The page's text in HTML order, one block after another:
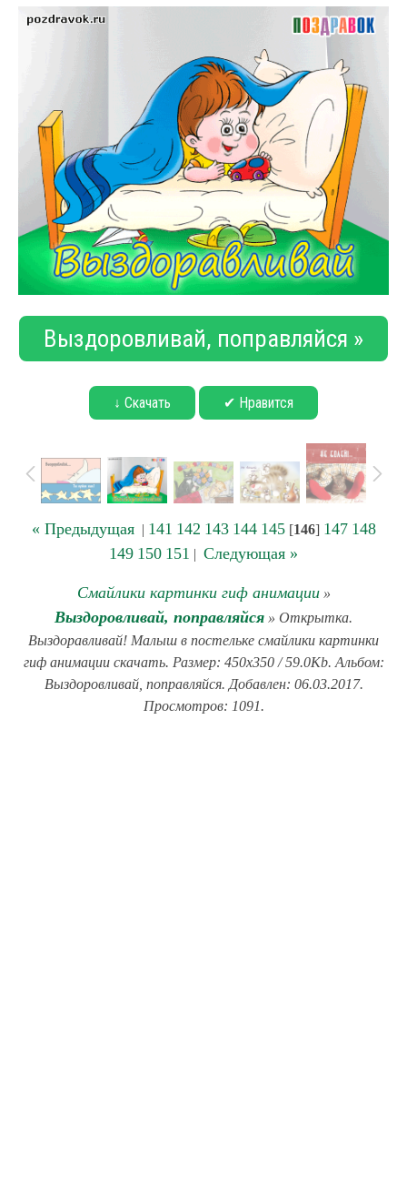
Выздоровливай, поправляйся »
↓ Скачать ✔ Нравится
« Предыдущая| 141 142 143 144 145[146] 147 148
149 150 151 | Следующая »
Смайлики картинки гиф анимации»
Выздоровливай, поправляйся » Открытка.
Выздоравливай! Малыш в постельке смайлики картинки
гиф анимации скачать. Размер: 450x350 / 59.0Kb. Альбом:
Выздоровливай, поправляйся. Добавлен: 06.03.2017.
Просмотров: 1091.